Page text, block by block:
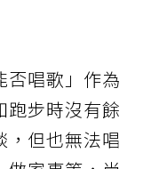
否唱歌」作為
跑步時沒有餘
，但也無法唱